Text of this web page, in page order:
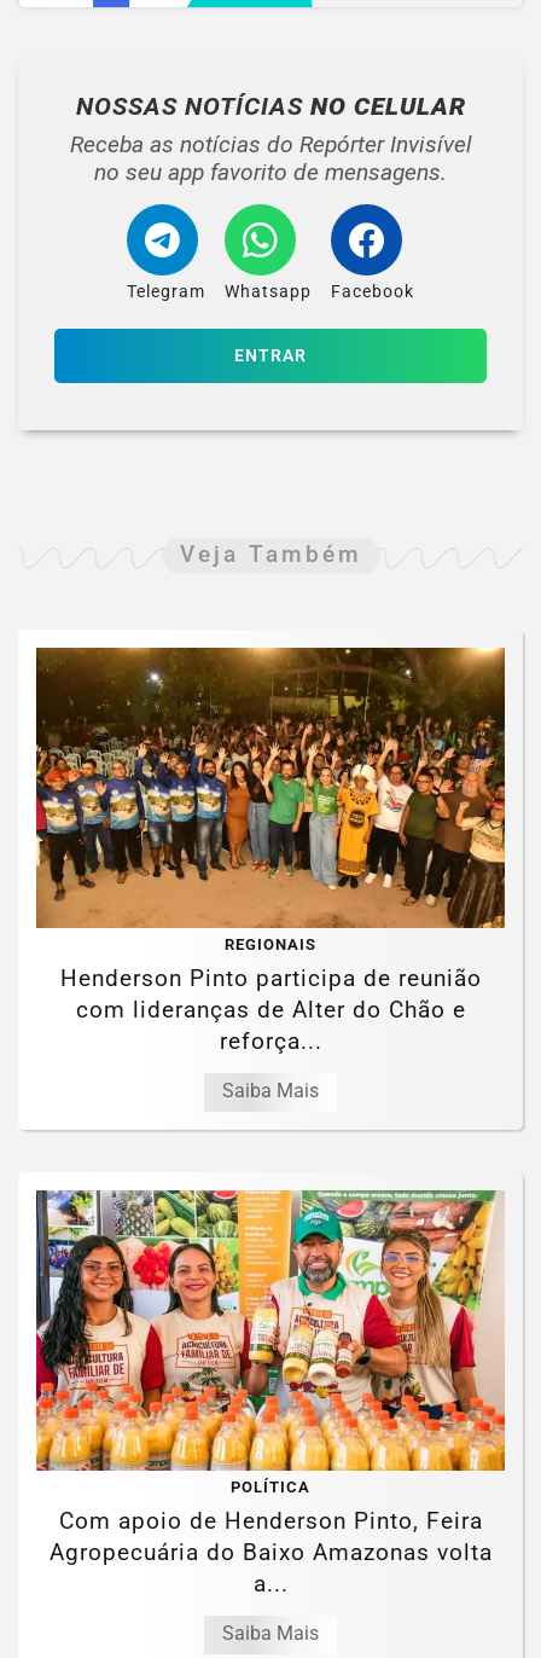
NOSSAS NOTÍCIAS NO CELULAR
Receba as notícias do Repórter Invisível
no seu app favorito de mensagens.
Telegram Whatsapp Facebook
ENTRAR
Veja Também
REGIONAIS
Henderson Pinto participa de reunião
com lideranças de Alter do Chão e
reforça...
Saiba Mais
POLÍTICA
Com apoio de Henderson Pinto, Feira
Agropecuária do Baixo Amazonas volta
a...
Saiba Mais